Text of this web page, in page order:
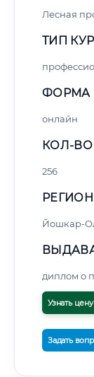
Лесная
ТИП
ФОРМА
онлайн
КОЛ-
256
Йошкар-
диплом о
Узнать цену
Задать